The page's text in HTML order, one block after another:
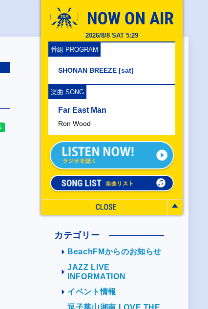
2026/8/8 SAT 5:29
番組 PROGRAM
SHONAN BREEZE [sat]
楽曲 SONG
Far East Man
Ron Wood
カテゴリー
BeachFMからのお知らせ
JAZZ LIVE
INFORMATION
イベント情報
逗子葉山湘南 LOVE THE